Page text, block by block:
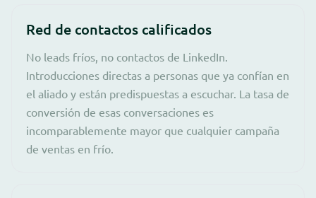
Red de contactos calificados
No leads fríos, no contactos de LinkedIn.
Introducciones directas a personas que ya confían en
el aliado y están predispuestas a escuchar. La tasa de
conversión de esas conversaciones es
incomparablemente mayor que cualquier campaña
de ventas en frío.